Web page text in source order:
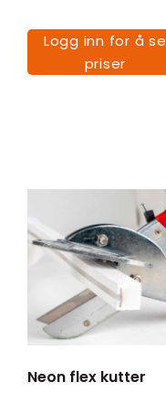
Logg inn for å se
priser
Neon flex kutter